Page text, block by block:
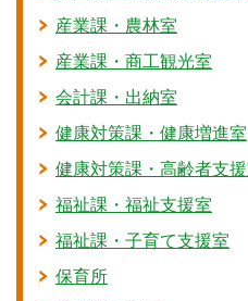
産業課・農林室
産業課・商工観光室
会計課・出納室
健康対策課・健康増進室
健康対策課・高齢者支
福祉課・福祉支援室
福祉課・子育て支援室
保育所